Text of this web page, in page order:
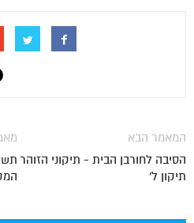
המאמר הבא
הסיבה לחורבן הבית - תיקוני הזוהר
תיקון ל'